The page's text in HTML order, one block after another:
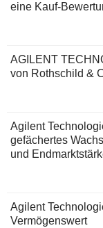
eine Kauf-
AGILENT
von Rothschild &
Agilent
gefächertes
und
Agilent
Vermögenswert